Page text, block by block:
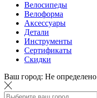
Велосипеды
Велоформа
Аксессуары
Детали
Инструменты
Сертификаты
Скидки
Ваш город: Не определено